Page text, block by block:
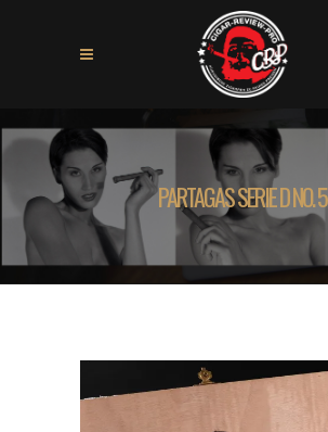
PARTAGAS SERIE D NO. 5